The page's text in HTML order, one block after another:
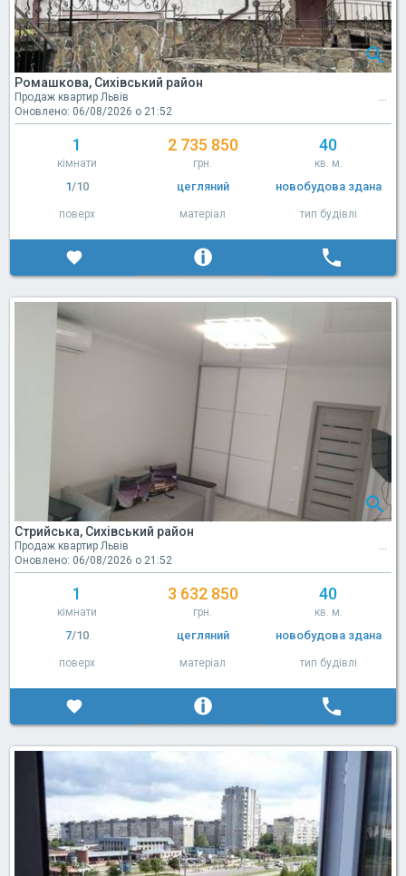
Ромашкова, Сихівський район
Продаж квартир Львів
Оновлено: 06/08/2026 о 21:52
1
кімнати
2 735 850
грн.
40
кв. м.
1/10
поверх
цегляний
матеріал
новобудова здана
тип будівлі
Стрийська, Сихівський район
Продаж квартир Львів
Оновлено: 06/08/2026 о 21:52
1
кімнати
3 632 850
грн.
40
кв. м.
7/10
поверх
цегляний
матеріал
новобудова здана
тип будівлі